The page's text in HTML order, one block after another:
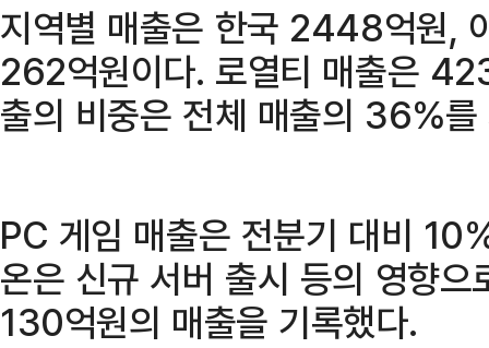
지역별 매출은 한국 2448억원,
262억원이다. 로열티 매출은
출의 비중은 전체 매출의 36%를
PC 게임 매출은 전분기 대비
온은 신규 서버 출시 등의 영향
130억원의 매출을 기록했다.